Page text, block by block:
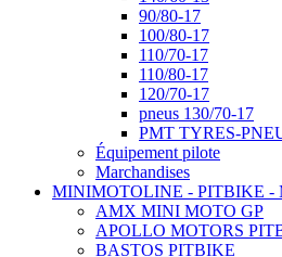
90/80-17
100/80-17
110/70-17
110/80-17
120/70-17
pneus 130/70-17
PMT TYRES-
Équipement pilote
Marchandises
MINIMOTOLINE - PITBIKE -
AMX MINI MOTO GP
APOLLO MOTORS
BASTOS PITBIKE